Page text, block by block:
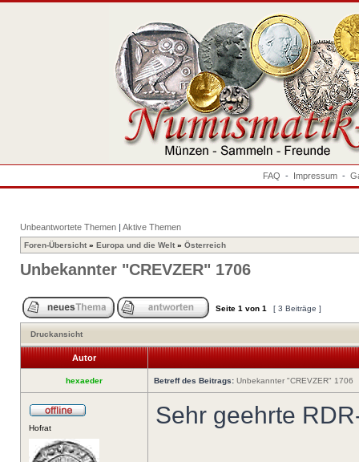
FAQ - Impressum -
Unbeantwortete Themen | Aktive Themen
Foren-Übersicht » Europa und die Welt » Österreich
Unbekannter "CREVZER" 1706
Seite 1 von 1 [ 3 Beiträge ]
Druckansicht
Autor
hexaeder Betreff des Beitrags: Unbekannter "CREVZER" 1706
Hofrat Sehr geehrte